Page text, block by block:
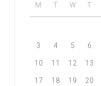
M T W T
3 4 5 6
10 11 12 13
17 18 19 20